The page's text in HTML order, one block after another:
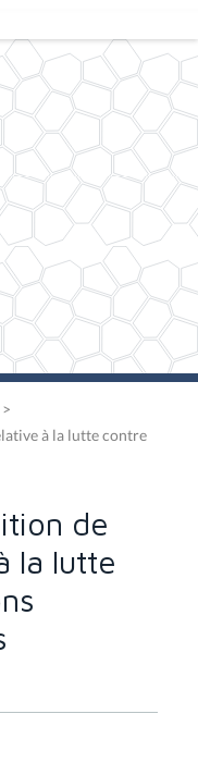
à la lutte contre
de
la lutte